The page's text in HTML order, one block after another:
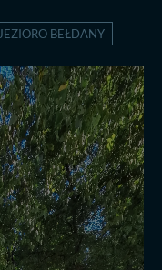
JEZIORO BEŁDANY